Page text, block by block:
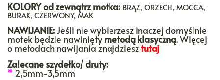
KOLORYod zewnątrz motka: BRĄZ, ORZECH, MOCCA,
BURAK, CZERWONY, MAK
NAWIJANIE:Jeśli nie wybierzesz inaczej domyślnie
motek będzie nawinięty metodą klasyczną. Więcej
o metodach nawijania znajdziesztutaj
Zalecane szydełko/ druty:
* 2,5mm-3,5mm